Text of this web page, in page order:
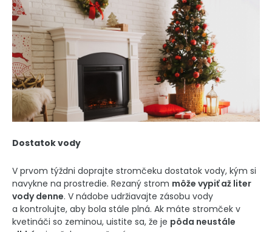
Dostatok vody
V prvom týždni doprajte stromčeku dostatok vody, kým si
navykne na prostredie. Rezaný strom môže vypiť až liter
vody denne. V nádobe udržiavajte zásobu vody
a kontrolujte, aby bola stále plná. Ak máte stromček v
kvetináči so zeminou, uistite sa, že je pôda neustále